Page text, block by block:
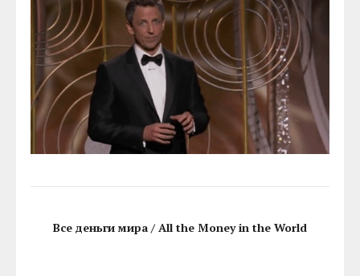
Все деньги мира / All the Money in the World